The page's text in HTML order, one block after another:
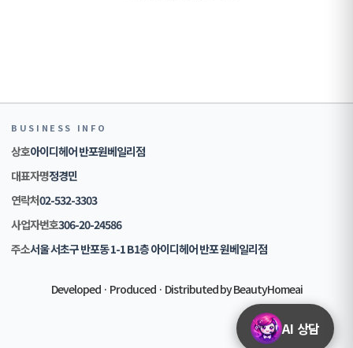
AI 상담
BUSINESS INFO
상호아이디헤어 반포원베일리점
대표자명정경민
연락처02-532-3303
사업자번호306-20-24586
주소서울 서초구 반포동 1-1 B1층 아이디헤어 반포 원베일리점
Developed · Produced · Distributed by BeautyHomeai